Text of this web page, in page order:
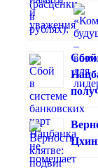
Сбой